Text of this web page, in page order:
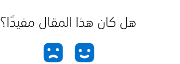
هل كان هذا المقال مفيدًا؟